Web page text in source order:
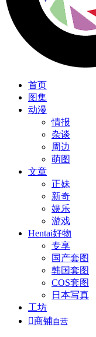
首页
图集
动漫
情报
杂谈
周边
萌图
文章
正妹
新奇
娱乐
游戏
Hentai好物
专享
国产套图
韩国套图
COS套图
日本写真
工坊
商铺自营